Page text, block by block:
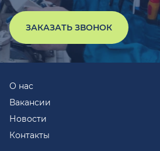
ЗАКАЗАТЬ ЗВОНОК
О нас
Вакансии
Новости
Контакты